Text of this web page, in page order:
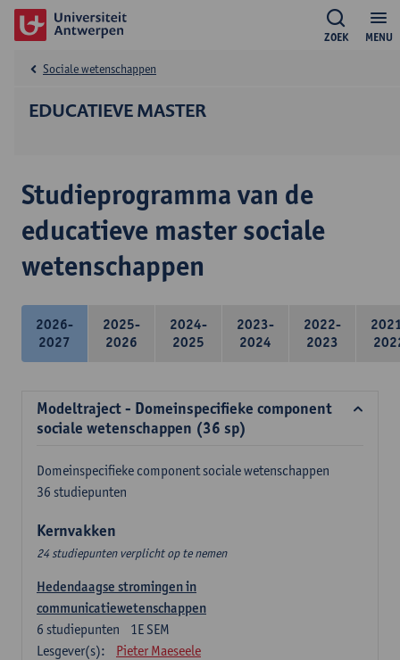
MENU
ZOEK
EDUCATIEVE MASTER
Sociale wetenschappen
Studieprogramma van de
educatieve master sociale
wetenschappen
2026-
2027
2025-
2026
2024-
2025
2023-
2024
2022-
2023
Modeltraject - Domeinspecifieke component
sociale wetenschappen (36 sp)
Domeinspecifieke component sociale wetenschappen
36 studiepunten
Kernvakken
24 studiepunten verplicht op te nemen
Hedendaagse stromingen in
communicatiewetenschappen
1E SEM
6 studiepunten
Lesgever(s):
Pieter Maeseele